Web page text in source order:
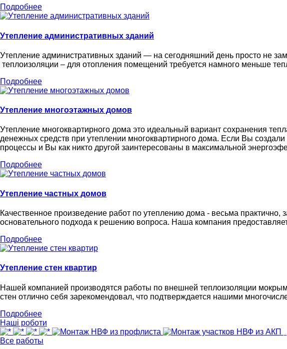
Подробнее
Утепление административных зданий
Утепление административных зданий — на сегодняшний день просто не
теплоизоляции – для отопления помещений требуется намного меньше
Подробнее
Утепление многоэтажных домов
Утепление многоквартирного дома это идеальный вариант сохранения
денежных средств при утеплении многоквартирного дома. Если Вы
процессы и Вы как никто другой заинтересованы в максимальной
Подробнее
Утепление частных домов
Качественное произведение работ по утеплению дома - весьма практично,
основательного подхода к решению вопроса. Наша компания
Подробнее
Утепление стен квартир
Нашей компанией производятся работы по внешней теплоизоляции
стен отлично себя зарекомендовал, что подтверждается нашими
Подробнее
Наші роботи
Все работы